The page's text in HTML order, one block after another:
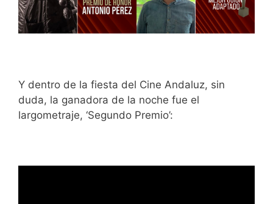
Y dentro de la fiesta del Cine Andaluz, sin
duda, la ganadora de la noche fue el
largometraje, ‘Segundo Premio’: